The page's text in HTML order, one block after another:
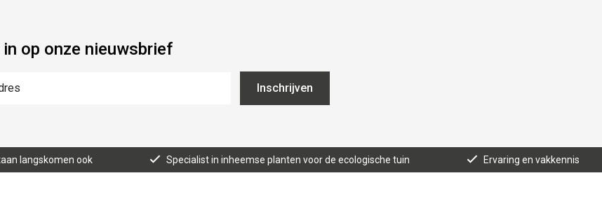
op onze nieuwsbrief
Inschrijven
langskomen ook Specialist in inheemse planten voor de ecologische tuin Ervaring en vakkennis